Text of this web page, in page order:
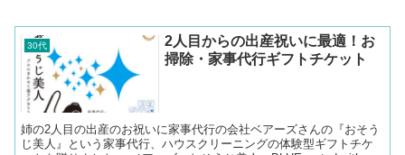
30代
2人目からの出産祝いに最適！お
掃除・家事代行ギフトチケット
姉の2人目の出産のお祝いに家事代行の会社ベアーズさんの『おそう
じ美人』という家事代行、ハウスクリーニングの体験型ギフトチケ